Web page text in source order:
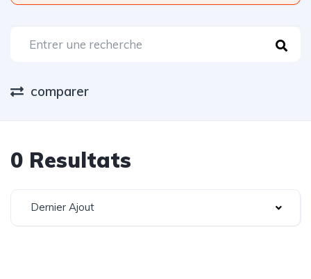
comparer
0 Resultats
Dernier Ajout